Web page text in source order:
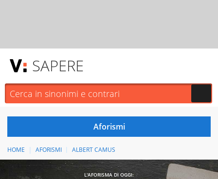
SAPERE
HOME AFORISMI ALBERT CAMUS
L'AFORISMA DI OGGI: